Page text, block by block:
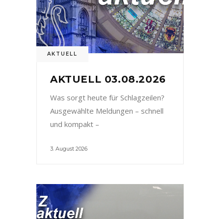
AKTUELL
AKTUELL 03.08.2026
Was sorgt heute für Schlagzeilen?
Ausgewählte Meldungen – schnell
und kompakt –
3. August 2026